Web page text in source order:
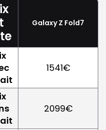
Galaxy Z Fold7
1541€
2099€